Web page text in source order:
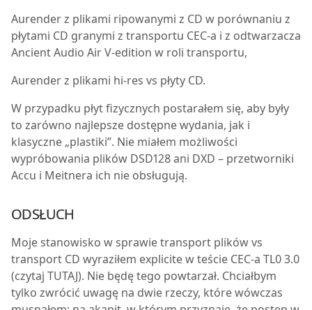
Aurender z plikami ripowanymi z CD w porównaniu z
płytami CD granymi z transportu CEC-a i z odtwarzacza
Ancient Audio Air V-edition w roli transportu,
Aurender z plikami hi-res vs płyty CD.
W przypadku płyt fizycznych postarałem się, aby były
to zarówno najlepsze dostępne wydania, jak i
klasyczne „plastiki”. Nie miałem możliwości
wypróbowania plików DSD128 ani DXD – przetworniki
Accu i Meitnera ich nie obsługują.
ODSŁUCH
Moje stanowisko w sprawie transport plików vs
transport CD wyraziłem explicite w teście CEC-a TL0 3.0
(czytaj TUTAJ). Nie będę tego powtarzał. Chciałbym
tylko zwrócić uwagę na dwie rzeczy, które wówczas